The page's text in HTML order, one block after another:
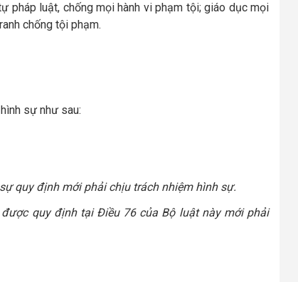
pháp luật, chống mọi hành vi phạm tội; giáo dục mọi
chống tội phạm.
sự như sau:
quy định mới phải chịu trách nhiệm hình sự.
quy định tại Điều 76 của Bộ luật này mới phải